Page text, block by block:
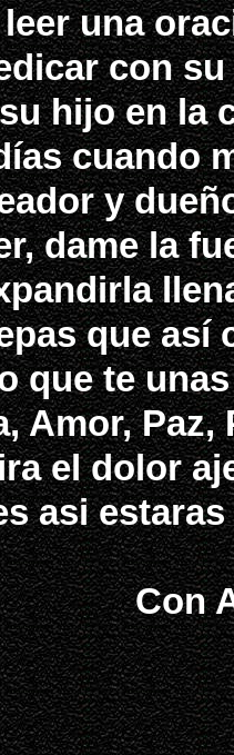
una
con
hijo en la
cuando
y
dame la
que así
que te
Amor,
el dolor
asi
Con